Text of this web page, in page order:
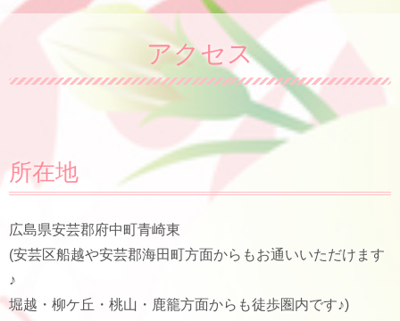
アクセス
所在地
広島県安芸郡府中町青崎東
(安芸区船越や安芸郡海田町方面からもお通いいただけます
♪
堀越・柳ケ丘・桃山・鹿籠方面からも徒歩圏内です♪)